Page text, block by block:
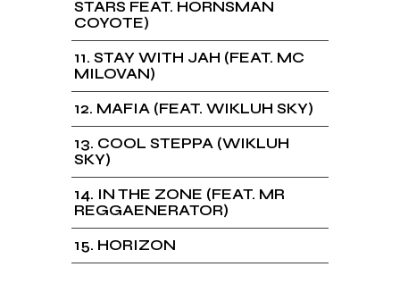
STARS FEAT. HORNSMAN
COYOTE)
11 STAY WITH JAH (FEAT. MC
MILOVAN)
12 MAFIA (FEAT. WIKLUH SKY)
13 COOL STEPPA (WIKLUH
SKY)
14 IN THE ZONE (FEAT. MR
REGGAENERATOR)
15 HORIZON